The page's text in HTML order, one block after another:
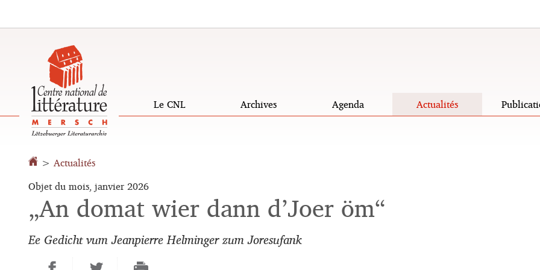
Le CNL Archives Agenda Actualités
> Actualités
Objet du mois, janvier 2026
„An domat wier dann d’Joer öm“
Ee Gedicht vum Jeanpierre Helminger zum Joresufank